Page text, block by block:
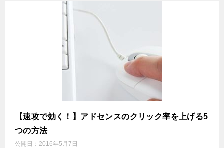
【速攻で効く！】アドセンスのクリック率を上げる5
つの方法
公開日： 2016年5月7日